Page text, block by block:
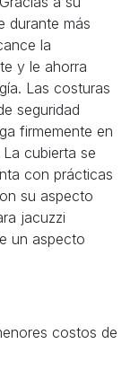
durante más
la
y le ahorra
Las costuras
seguridad
firmemente en
cubierta se
con prácticas
su aspecto
jacuzzi
un aspecto
costos de